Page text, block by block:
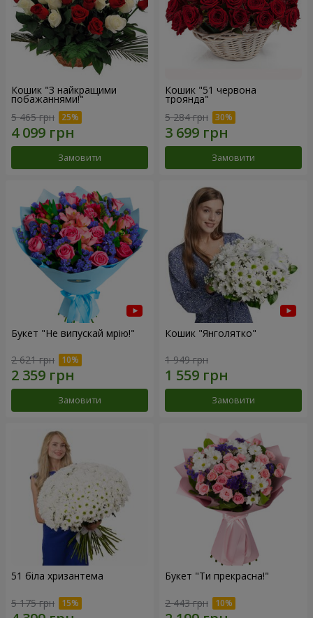
Кошик "З найкращими
побажаннями!"
5 465 грн
Замовити
Кошик "51 червона
троянда"
5 284 грн
Замовити
Букет "Не випускай мрію!"
2 621 грн
Замовити
Кошик "Янголятко"
1 949 грн
Замовити
51 біла хризантема
5 175 грн
Букет "Ти прекрасна!"
2 443 грн